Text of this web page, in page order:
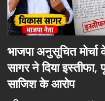
भाजपा अनुसूचित मोर्चा
सागर ने दिया इस्तीफा,
साजिश के आरोप